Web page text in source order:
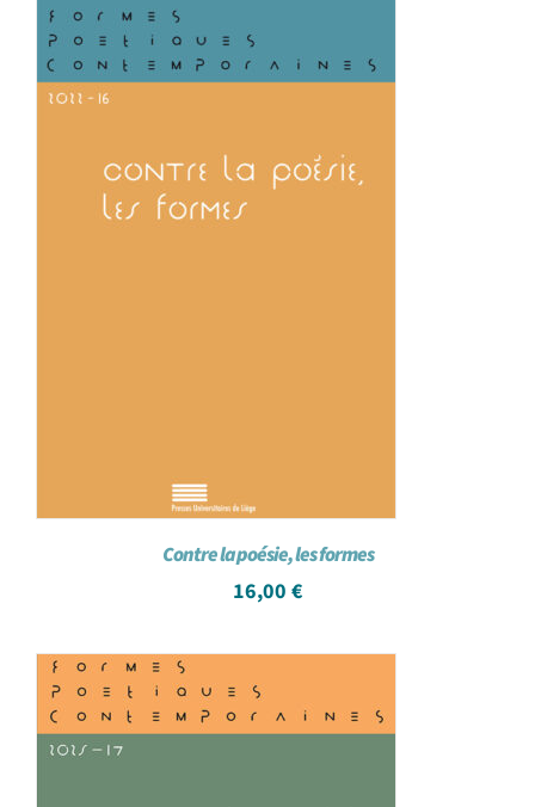
Contre la poésie, les formes
16,00 €